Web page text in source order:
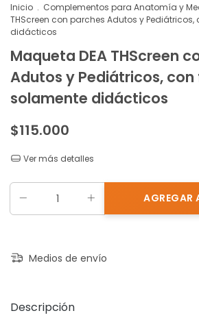
Inicio . Complementos para Anatomía y
THScreen con parches Adutos y
didácticos
Maqueta DEA THScreen
Adutos y Pediátricos, con
solamente didácticos
$115.000
Ver más detalles
Medios de envío
Descripción